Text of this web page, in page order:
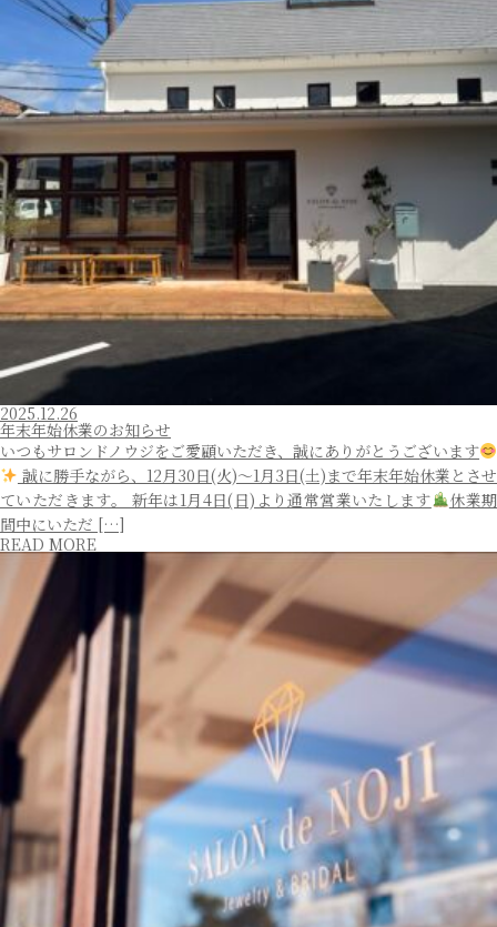
2025.12.26
年末年始休業のお知らせ
いつもサロンドノウジをご愛顧いただき、誠にありがとうございます
誠に勝手ながら、12月30日(火)〜1月3日(土)まで年末年始休業とさせ
ていただきます。 新年は1月4日(日)より通常営業いたします
休業期
間中にいただ […]
READ MORE